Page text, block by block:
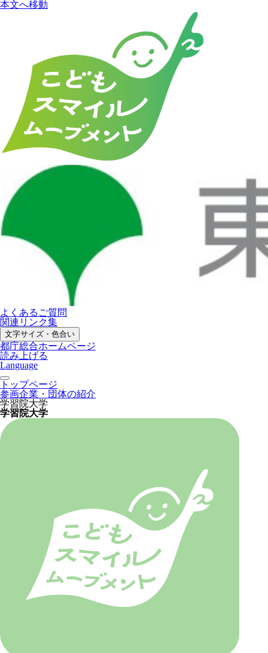
本文へ移動
よくあるご質問
関連リンク集
文字サイズ・色合い
都庁総合ホームページ
読み上げる
Language
トップページ
参画企業・団体の紹介
学習院大学
学習院大学